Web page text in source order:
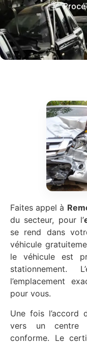
Faites appel à
du secteur, pour l’
se rend dans
véhicule
le véhicule est
stationnement.
l’emplacement
pour vous.
Une fois l’accord
vers un centre
conforme. Le